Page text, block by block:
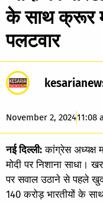
के साथ क्रूर
पलटवार
November 2, 202411:08
नई दिल्ली:कांग्रेस अध्यक्ष
मोदी पर निशाना साधा।
पर सवाल उठाने से पहले
140 करोड़ भारतीयों के